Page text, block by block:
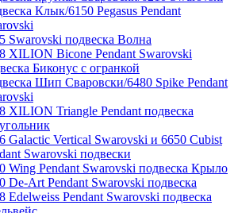
Клык/6150 Pegasus Pendant
Swarovski подвеска Волна
XILION Bicone Pendant Swarovski
Биконус c огранкой
Шип Сваровски/6480 Spike Pendant
XILION Triangle Pendant подвеска
Galactic Vertical Swarovski и 6650 Cubist
Swarovski подвески
Wing Pendant Swarovski подвеска Крыло
De-Art Pendant Swarovski подвеска
Edelweiss Pendant Swarovski подвеска